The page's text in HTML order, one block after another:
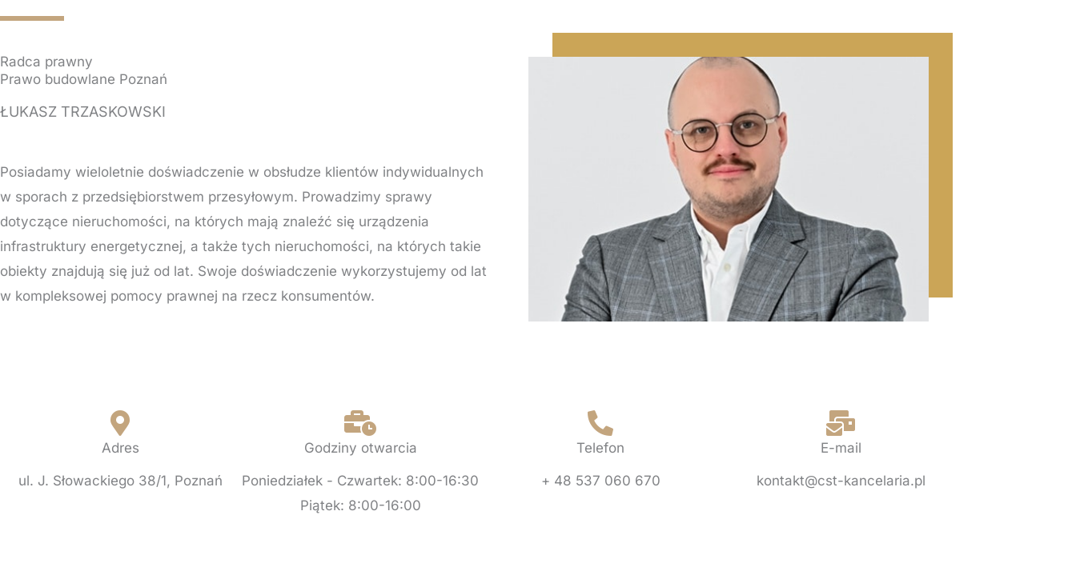
Radca prawny
Prawo budowlane Poznań
ŁUKASZ TRZASKOWSKI
Posiadamy wieloletnie doświadczenie w obsłudze klientów indywidualnych
w sporach z przedsiębiorstwem przesyłowym. Prowadzimy sprawy
dotyczące nieruchomości, na których mają znaleźć się urządzenia
infrastruktury energetycznej, a także tych nieruchomości, na których takie
obiekty znajdują się już od lat. Swoje doświadczenie wykorzystujemy od lat
w kompleksowej pomocy prawnej na rzecz konsumentów.
Adres
ul. J. Słowackiego 38/1, Poznań
Godziny otwarcia
Poniedziałek - Czwartek: 8:00-16:30
Piątek: 8:00-16:00
Telefon
+ 48 537 060 670
E-mail
kontakt@cst-kancelaria.pl